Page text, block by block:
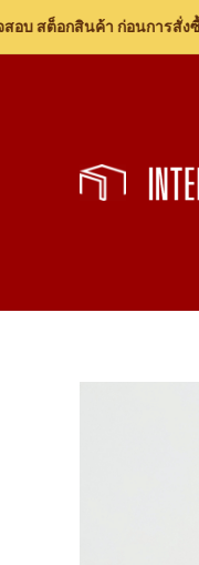
อกสินค้า ก่อนการสั่งซื้อสินค้า